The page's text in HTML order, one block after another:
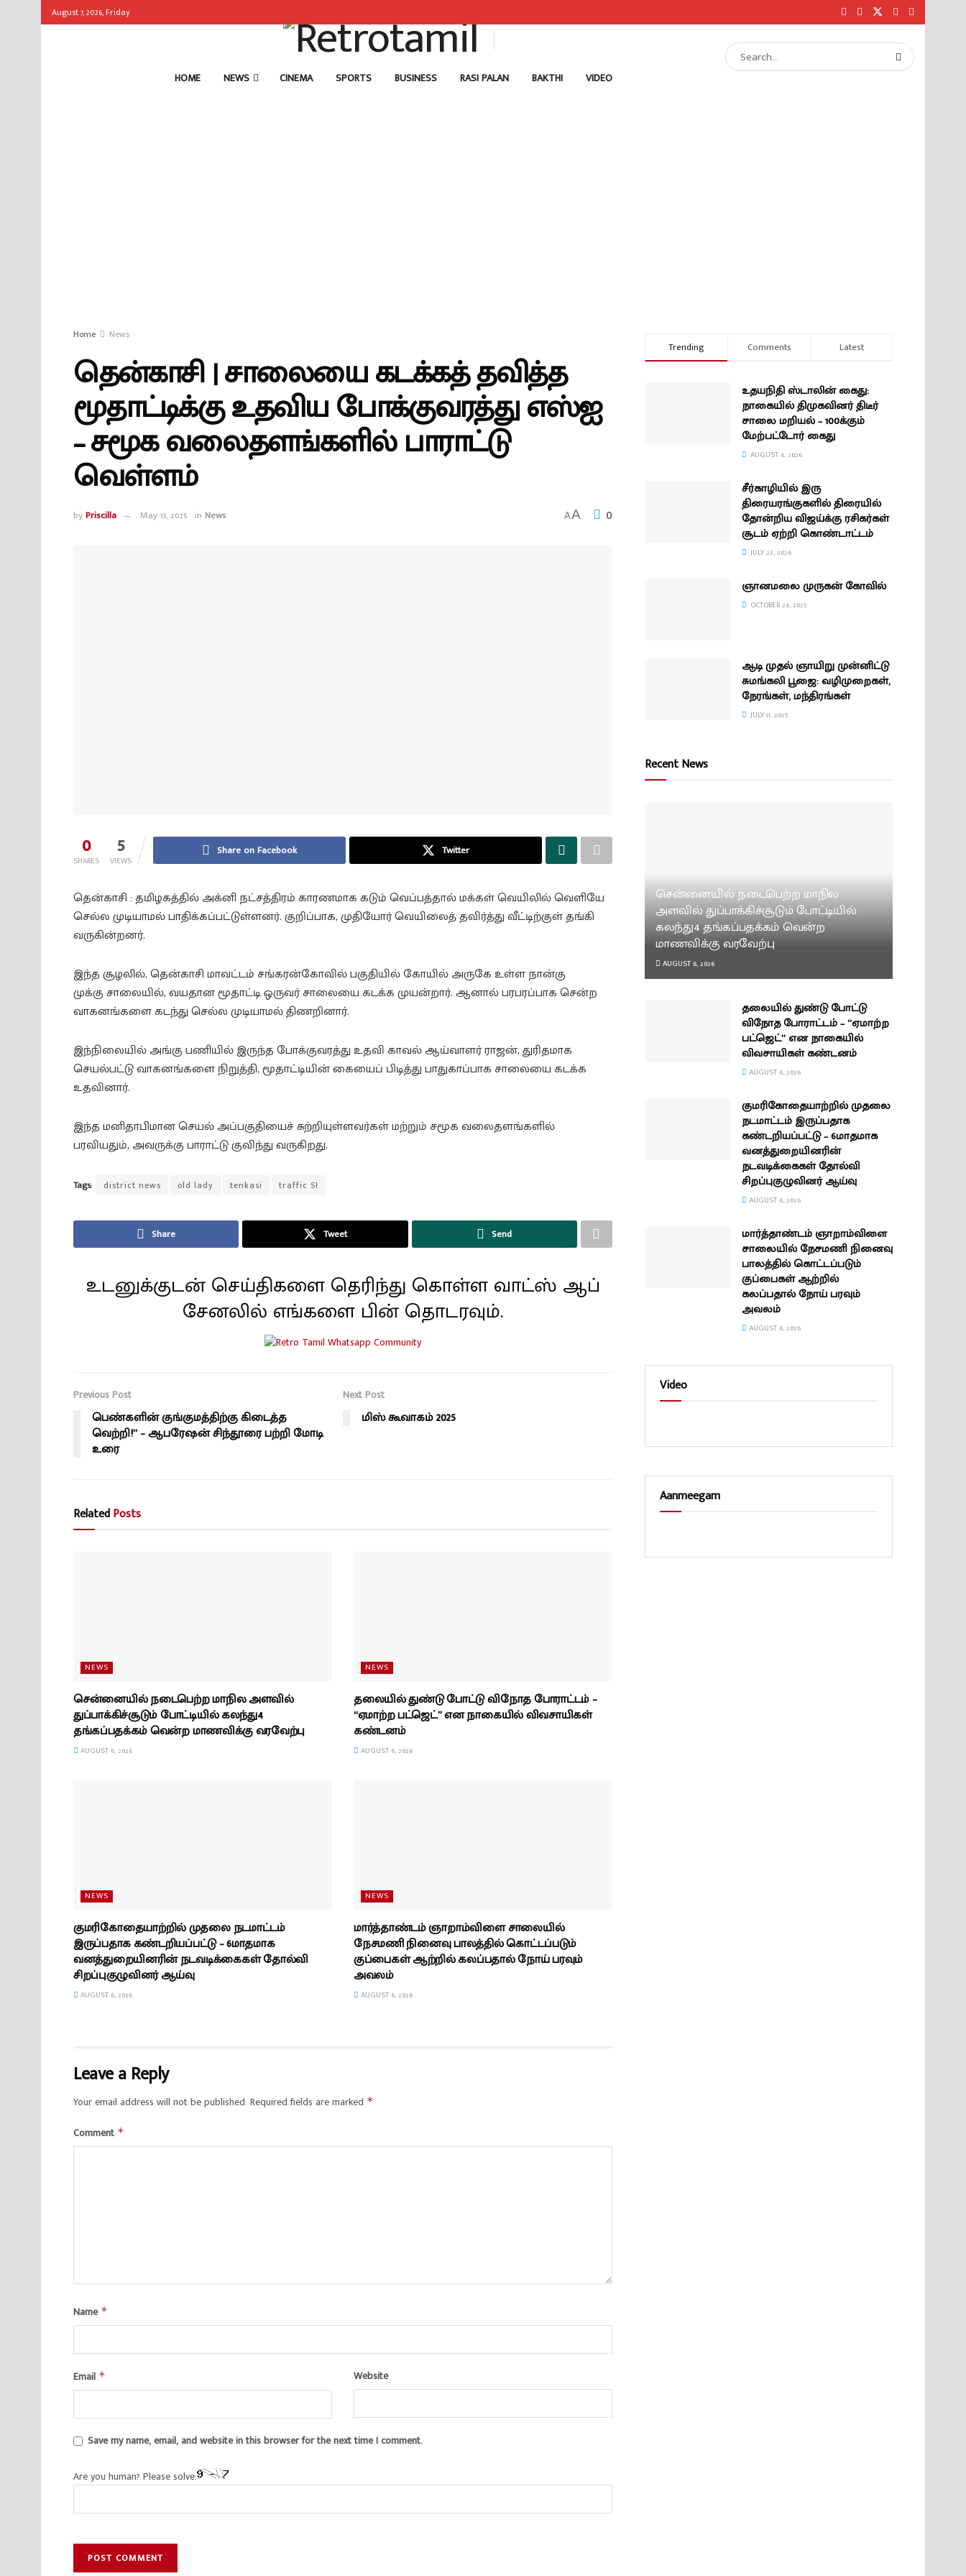
August 7, 2026, Friday
HOME NEWS CINEMA SPORTS BUSINESS RASI PALAN BAKTHI VIDEO
Home News
தென்காசி | சாலையை கடக்கத் தவித்த
மூதாட்டிக்கு உதவிய போக்குவரத்து எஸ்ஐ
– சமூக வலைதளங்களில் பாராட்டு
வெள்ளம்
byPriscilla May 13, 2025 in News AA 0
0
SHARES 5
VIEWS
Share on Facebook Twitter
தென்காசி : தமிழகத்தில் அக்னி நட்சத்திரம் காரணமாக கடும் வெப்பத்தால் மக்கள் வெயிலில் வெளியே
செல்ல முடியாமல் பாதிக்கப்பட்டுள்ளனர். குறிப்பாக, முதியோர் வெயிலைத் தவிர்த்து வீட்டிற்குள் தங்கி
வருகின்றனர்.
இந்த சூழலில், தென்காசி மாவட்டம் சங்கரன்கோவில் பகுதியில் கோயில் அருகே உள்ள நான்கு
முக்கு சாலையில், வயதான மூதாட்டி ஒருவர் சாலையை கடக்க முயன்றார். ஆனால் பரபரப்பாக சென்ற
வாகனங்களை கடந்து செல்ல முடியாமல் திணறினார்.
இந்நிலையில் அங்கு பணியில் இருந்த போக்குவரத்து உதவி காவல் ஆய்வாளர் ராஜன், துரிதமாக
செயல்பட்டு வாகனங்களை நிறுத்தி, மூதாட்டியின் கையைப் பிடித்து பாதுகாப்பாக சாலையை கடக்க
உதவினார்.
இந்த மனிதாபிமான செயல் அப்பகுதியைச் சுற்றியுள்ளவர்கள் மற்றும் சமூக வலைதளங்களில்
பரவியதும், அவருக்கு பாராட்டு குவிந்து வருகிறது.
Tags: district news old lady tenkasi traffic SI
Share Tweet Send
உடனுக்குடன் செய்திகளை தெரிந்து கொள்ள வாட்ஸ் ஆப்
சேனலில் எங்களை பின் தொடரவும்.
Previous Post
பெண்களின் குங்குமத்திற்கு கிடைத்த
வெற்றி!” – ஆபரேஷன் சிந்தூரை பற்றி மோடி
உரை
Next Post
மிஸ் கூவாகம் 2025
RelatedPosts
NEWS
சென்னையில் நடைபெற்ற மாநில அளவில்
துப்பாக்கிச்சூடும் போட்டியில் கலந்து4
தங்கப்பதக்கம் வென்ற மாணவிக்கு வரவேற்பு
AUGUST 6, 2026
NEWS
தலையில் துண்டு போட்டு விநோத போராட்டம் –
“ஏமாற்ற பட்ஜெட்” என நாகையில் விவசாயிகள்
கண்டனம்
AUGUST 6, 2026
NEWS
குமரிகோதையாற்றில் முதலை நடமாட்டம்
இருப்பதாக கண்டறியப்பட்டு – 6மாதமாக
வனத்துறையினரின் நடவடிக்கைகள் தோல்வி
சிறப்புகுழுவினர் ஆய்வு
AUGUST 6, 2026
NEWS
மார்த்தாண்டம் ஞாறாம்விளை சாலையில்
நேசமணி நினைவு பாலத்தில் கொட்டப்படும்
குப்பைகள் ஆற்றில் கலப்பதால் நோய் பரவும்
அவலம்
AUGUST 6, 2026
Leave a Reply
Your email address will not be published. Required fields are marked *
Comment *
Name *
Email * Website
Save my name, email, and website in this browser for the next time I comment.
Are you human? Please solve:
Trending Comments Latest
உதயநிதி ஸ்டாலின் கைது:
நாகையில் திமுகவினர் திடீர்
சாலை மறியல் – 100க்கும்
மேற்பட்டோர் கைது
AUGUST 4, 2026
சீர்காழியில் இரு
திரையரங்குகளில் திரையில்
தோன்றிய விஜய்க்கு ரசிகர்கள்
சூடம் ஏற்றி கொண்டாட்டம்
JULY 23, 2026
ஞானமலை முருகன் கோவில்
OCTOBER 24, 2025
ஆடி முதல் ஞாயிறு முன்னிட்டு
சுமங்கலி பூஜை: வழிமுறைகள்,
நேரங்கள், மந்திரங்கள்
JULY 11, 2025
Recent News
சென்னையில் நடைபெற்ற மாநில
அளவில் துப்பாக்கிச்சூடும் போட்டியில்
கலந்து4 தங்கப்பதக்கம் வென்ற
மாணவிக்கு வரவேற்பு
AUGUST 6, 2026
தலையில் துண்டு போட்டு
விநோத போராட்டம் – “ஏமாற்ற
பட்ஜெட்” என நாகையில்
விவசாயிகள் கண்டனம்
AUGUST 6, 2026
குமரிகோதையாற்றில் முதலை
நடமாட்டம் இருப்பதாக
கண்டறியப்பட்டு – 6மாதமாக
வனத்துறையினரின்
நடவடிக்கைகள் தோல்வி
சிறப்புகுழுவினர் ஆய்வு
AUGUST 6, 2026
மார்த்தாண்டம் ஞாறாம்விளை
சாலையில் நேசமணி நினைவு
பாலத்தில் கொட்டப்படும்
குப்பைகள் ஆற்றில்
கலப்பதால் நோய் பரவும்
அவலம்
AUGUST 6, 2026
Video
Aanmeegam